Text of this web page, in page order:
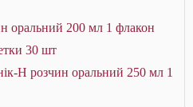
оральний 200 мл 1 флакон
30 шт
H розчин оральний 250 мл 1